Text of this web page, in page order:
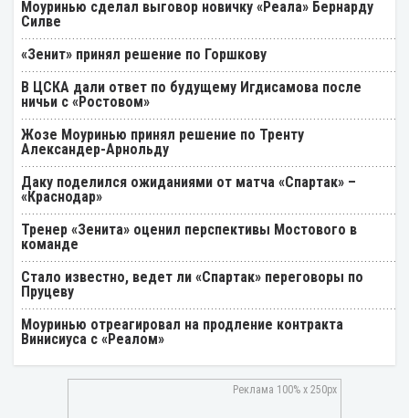
Моуринью сделал выговор новичку «Реала» Бернарду
Силве
«Зенит» принял решение по Горшкову
В ЦСКА дали ответ по будущему Игдисамова после
ничьи с «Ростовом»
Жозе Моуринью принял решение по Тренту
Александер-Арнольду
Даку поделился ожиданиями от матча «Спартак» –
«Краснодар»
Тренер «Зенита» оценил перспективы Мостового в
команде
Стало известно, ведет ли «Спартак» переговоры по
Пруцеву
Моуринью отреагировал на продление контракта
Винисиуса с «Реалом»